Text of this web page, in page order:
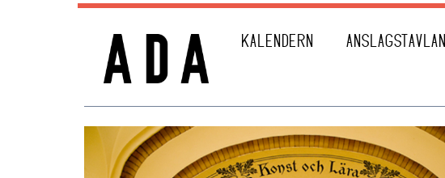
KALENDERN ANSLAGSTAVLAN